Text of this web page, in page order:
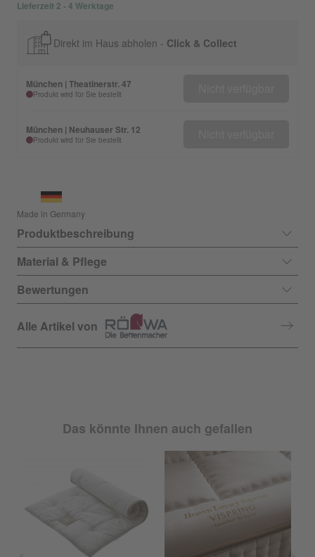
Lieferzeit 2 - 4 Werktage
Direkt im Haus abholen - Click & Collect
München | Theatinerstr. 47
Produkt wird für Sie bestellt
München | Neuhauser Str. 12
Produkt wird für Sie bestellt
Made in Germany
Produktbeschreibung
Material & Pflege
Bewertungen
Alle Artikel von
Das könnte Ihnen auch gefallen